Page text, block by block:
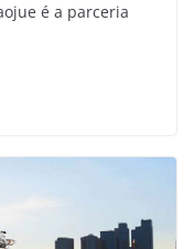
é a parceria